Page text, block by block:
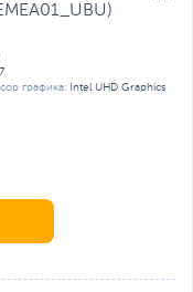
графика: Intel UHD Graphics